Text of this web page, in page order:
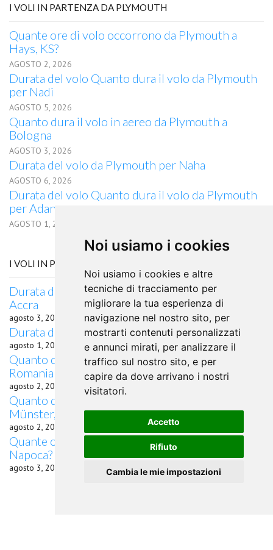
Noi usiamo i cookies
Noi usiamo i cookies e altre
tecniche di tracciamento per
migliorare la tua esperienza di
navigazione nel nostro sito, per
mostrarti contenuti personalizzati
e annunci mirati, per analizzare il
traffico sul nostro sito, e per
capire da dove arrivano i nostri
visitatori.
Accetto
Rifiuto
Cambia le mie impostazioni
I VOLI IN PARTENZA DA PLYMOUTH
Quante ore di volo occorrono da Plymouth a
Hays, KS?
AGOSTO 2, 2026
Durata del volo Quanto dura il volo da Plymouth
per Nadi
AGOSTO 5, 2026
Quanto dura il volo in aereo da Plymouth a
Bologna
AGOSTO 3, 2026
Durata del volo da Plymouth per Naha
AGOSTO 6, 2026
Durata del volo Quanto dura il volo da Plymouth
per Adana
AGOSTO 1, 2026
I VOLI IN PARTENZA DA BRASOV
Durata del volo quanto dura il volo da Brasov per
Accra
agosto 3, 2026
Durata del volo da Brasov per Ginevra
agosto 1, 2026
Quanto dura il volo da Brasov, Russia per Sochi,
Romania
agosto 2, 2026
Quanto dura il volo da Brasov, Germania per
Münster, Romania
agosto 2, 2026
Quante ore di volo occorrono da Brasov a Cluj-
Napoca?
agosto 3, 2026